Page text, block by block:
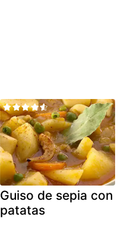
Guiso de sepia con
patatas